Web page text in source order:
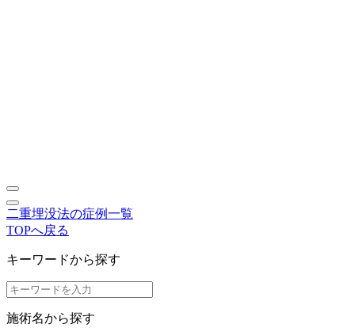
二重埋没法の症例一覧
TOPへ戻る
キーワードから探す
施術名から探す